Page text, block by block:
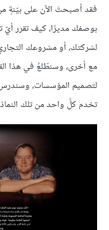
فقد أصبحتَ الآن على بيّنةٍ
بوصفك مديرًا، كيف تقرر
لشركتك، أو مشروعك
مع أخرى، وسنطّلعُ في هذا
لتصميم المؤسسات، وسندرس
تخدم كلَّ واحد من تلك